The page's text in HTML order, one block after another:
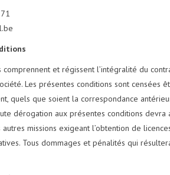
comprennent et régissent l’intégralité du
Les présentes conditions sont censées
quels que soient la correspondance
dérogation aux présentes conditions
missions exigeant l’obtention de
Tous dommages et pénalités qui